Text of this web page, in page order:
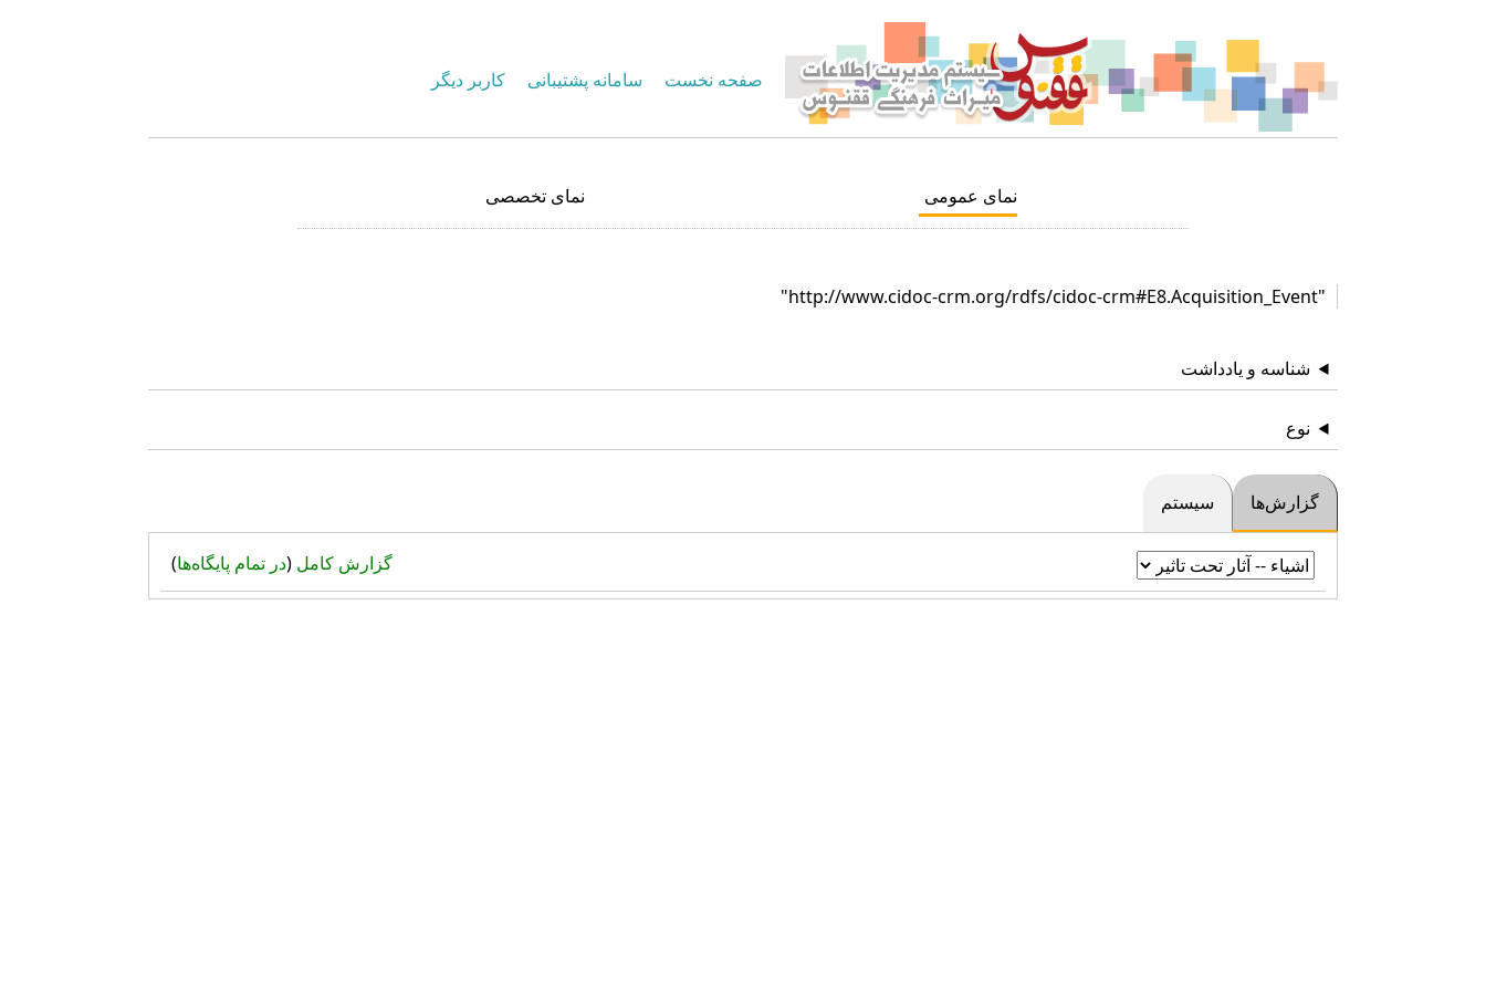
صفحه نخست سامانه پشتیبانی کاربر دیگر
نمای عمومی نمای تخصصی
"http://www.cidoc-crm.org/rdfs/cidoc-crm#E8.Acquisition_Event"
شناسه و یادداشت
نوع
گزارش‌ها سیستم
گزارش کامل (در تمام پایگاه‌ها)